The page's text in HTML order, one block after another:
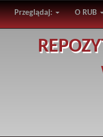
Przeglądaj: O RUB